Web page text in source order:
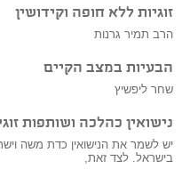
זוגיות ללא חופה וקידושין
הרב תמיר גרנות
הבעיות במצב הקיים
שחר ליפשיץ
נישואין כהלכה ושותפות
יש לשמר את הנישואין כדת משה
בישראל. לצד זאת,